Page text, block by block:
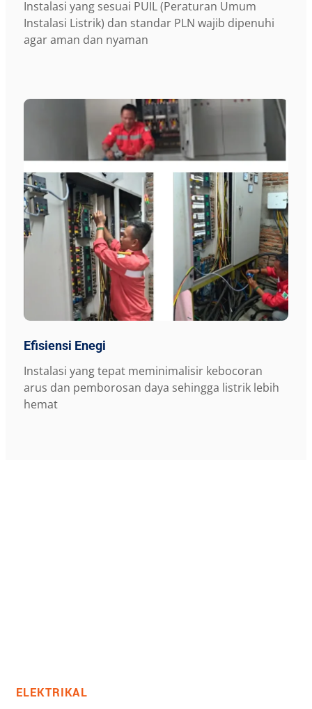
Instalasi yang sesuai PUIL (Peraturan Umum
Instalasi Listrik) dan standar PLN wajib dipenuhi
agar aman dan nyaman
Efisiensi Enegi
Instalasi yang tepat meminimalisir kebocoran
arus dan pemborosan daya sehingga listrik lebih
hemat
ELEKTRIKAL